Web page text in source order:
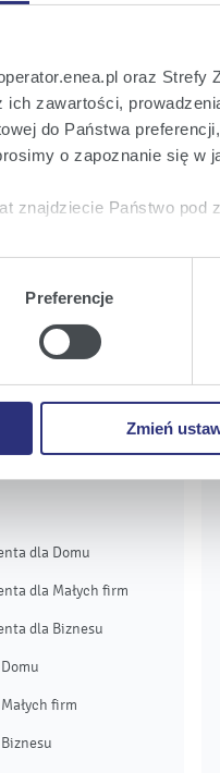
oraz
zawartości,
do Państwa
o zapoznanie się w
znajdziecie Państwo pod
Państwo zgodę na
Państwo wybrać jakie
Państwo zgody na
wyświetlania i
Preferencje
Zmień
dla Domu
dla Małych firm
dla Biznesu
firm